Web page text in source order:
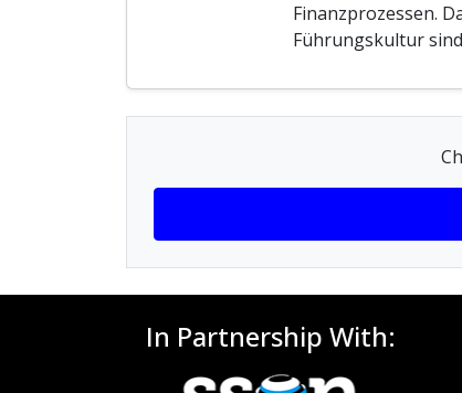
Finanzprozessen.
Führungskultur
In Partnership With: